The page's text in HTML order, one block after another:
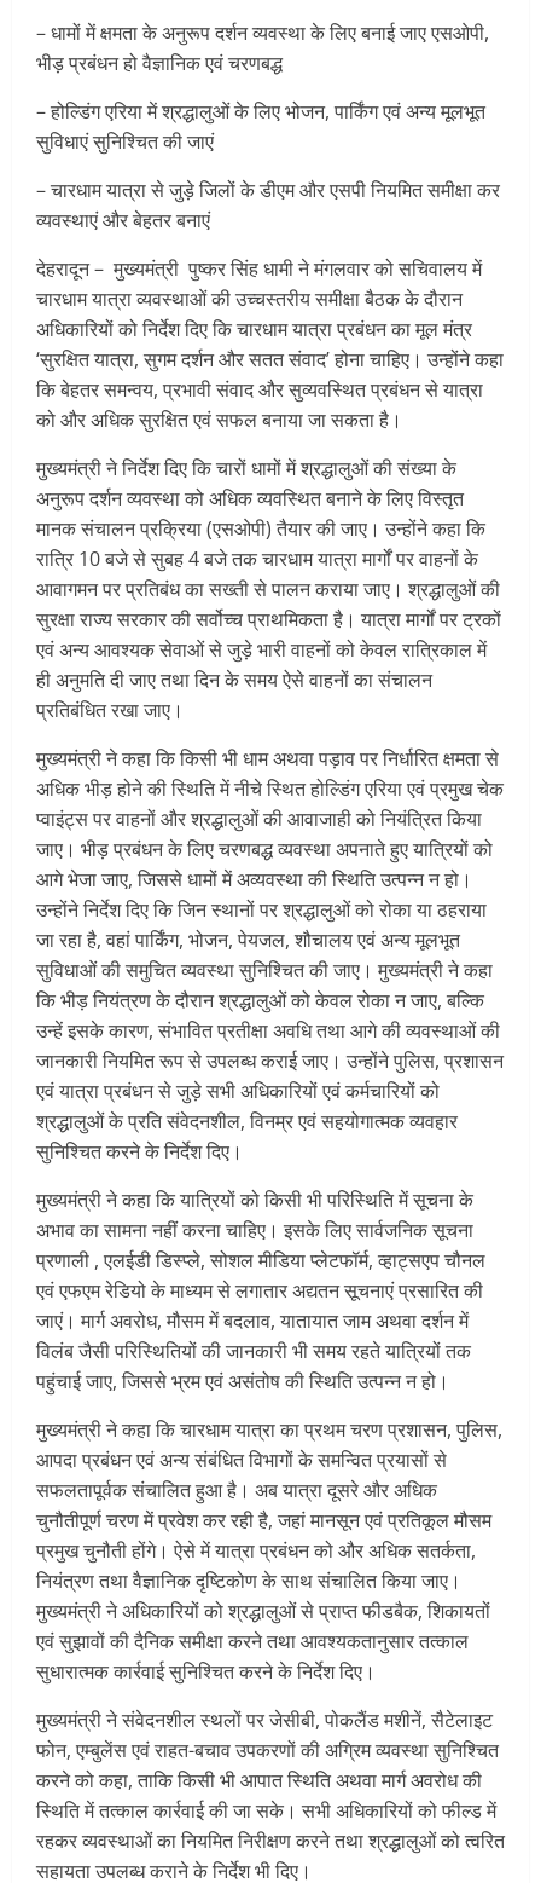
– धामों में क्षमता के अनुरूप दर्शन व्यवस्था के लिए बनाई जाए एसओपी,
भीड़ प्रबंधन हो वैज्ञानिक एवं चरणबद्ध
– होल्डिंग एरिया में श्रद्धालुओं के लिए भोजन, पार्किंग एवं अन्य मूलभूत
सुविधाएं सुनिश्चित की जाएं
– चारधाम यात्रा से जुड़े जिलों के डीएम और एसपी नियमित समीक्षा कर
व्यवस्थाएं और बेहतर बनाएं
देहरादून – मुख्यमंत्री पुष्कर सिंह धामी ने मंगलवार को सचिवालय में
चारधाम यात्रा व्यवस्थाओं की उच्चस्तरीय समीक्षा बैठक के दौरान
अधिकारियों को निर्देश दिए कि चारधाम यात्रा प्रबंधन का मूल मंत्र
‘सुरक्षित यात्रा, सुगम दर्शन और सतत संवाद’ होना चाहिए। उन्होंने कहा
कि बेहतर समन्वय, प्रभावी संवाद और सुव्यवस्थित प्रबंधन से यात्रा
को और अधिक सुरक्षित एवं सफल बनाया जा सकता है।
मुख्यमंत्री ने निर्देश दिए कि चारों धामों में श्रद्धालुओं की संख्या के
अनुरूप दर्शन व्यवस्था को अधिक व्यवस्थित बनाने के लिए विस्तृत
मानक संचालन प्रक्रिया (एसओपी) तैयार की जाए। उन्होंने कहा कि
रात्रि 10 बजे से सुबह 4 बजे तक चारधाम यात्रा मार्गों पर वाहनों के
आवागमन पर प्रतिबंध का सख्ती से पालन कराया जाए। श्रद्धालुओं की
सुरक्षा राज्य सरकार की सर्वोच्च प्राथमिकता है। यात्रा मार्गों पर ट्रकों
एवं अन्य आवश्यक सेवाओं से जुड़े भारी वाहनों को केवल रात्रिकाल में
ही अनुमति दी जाए तथा दिन के समय ऐसे वाहनों का संचालन
प्रतिबंधित रखा जाए।
मुख्यमंत्री ने कहा कि किसी भी धाम अथवा पड़ाव पर निर्धारित क्षमता से
अधिक भीड़ होने की स्थिति में नीचे स्थित होल्डिंग एरिया एवं प्रमुख चेक
प्वाइंट्स पर वाहनों और श्रद्धालुओं की आवाजाही को नियंत्रित किया
जाए। भीड़ प्रबंधन के लिए चरणबद्ध व्यवस्था अपनाते हुए यात्रियों को
आगे भेजा जाए, जिससे धामों में अव्यवस्था की स्थिति उत्पन्न न हो।
उन्होंने निर्देश दिए कि जिन स्थानों पर श्रद्धालुओं को रोका या ठहराया
जा रहा है, वहां पार्किंग, भोजन, पेयजल, शौचालय एवं अन्य मूलभूत
सुविधाओं की समुचित व्यवस्था सुनिश्चित की जाए। मुख्यमंत्री ने कहा
कि भीड़ नियंत्रण के दौरान श्रद्धालुओं को केवल रोका न जाए, बल्कि
उन्हें इसके कारण, संभावित प्रतीक्षा अवधि तथा आगे की व्यवस्थाओं की
जानकारी नियमित रूप से उपलब्ध कराई जाए। उन्होंने पुलिस, प्रशासन
एवं यात्रा प्रबंधन से जुड़े सभी अधिकारियों एवं कर्मचारियों को
श्रद्धालुओं के प्रति संवेदनशील, विनम्र एवं सहयोगात्मक व्यवहार
सुनिश्चित करने के निर्देश दिए।
मुख्यमंत्री ने कहा कि यात्रियों को किसी भी परिस्थिति में सूचना के
अभाव का सामना नहीं करना चाहिए। इसके लिए सार्वजनिक सूचना
प्रणाली , एलईडी डिस्प्ले, सोशल मीडिया प्लेटफॉर्म, व्हाट्सएप चौनल
एवं एफएम रेडियो के माध्यम से लगातार अद्यतन सूचनाएं प्रसारित की
जाएं। मार्ग अवरोध, मौसम में बदलाव, यातायात जाम अथवा दर्शन में
विलंब जैसी परिस्थितियों की जानकारी भी समय रहते यात्रियों तक
पहुंचाई जाए, जिससे भ्रम एवं असंतोष की स्थिति उत्पन्न न हो।
मुख्यमंत्री ने कहा कि चारधाम यात्रा का प्रथम चरण प्रशासन, पुलिस,
आपदा प्रबंधन एवं अन्य संबंधित विभागों के समन्वित प्रयासों से
सफलतापूर्वक संचालित हुआ है। अब यात्रा दूसरे और अधिक
चुनौतीपूर्ण चरण में प्रवेश कर रही है, जहां मानसून एवं प्रतिकूल मौसम
प्रमुख चुनौती होंगे। ऐसे में यात्रा प्रबंधन को और अधिक सतर्कता,
नियंत्रण तथा वैज्ञानिक दृष्टिकोण के साथ संचालित किया जाए।
मुख्यमंत्री ने अधिकारियों को श्रद्धालुओं से प्राप्त फीडबैक, शिकायतों
एवं सुझावों की दैनिक समीक्षा करने तथा आवश्यकतानुसार तत्काल
सुधारात्मक कार्रवाई सुनिश्चित करने के निर्देश दिए।
मुख्यमंत्री ने संवेदनशील स्थलों पर जेसीबी, पोकलैंड मशीनें, सैटेलाइट
फोन, एम्बुलेंस एवं राहत-बचाव उपकरणों की अग्रिम व्यवस्था सुनिश्चित
करने को कहा, ताकि किसी भी आपात स्थिति अथवा मार्ग अवरोध की
स्थिति में तत्काल कार्रवाई की जा सके। सभी अधिकारियों को फील्ड में
रहकर व्यवस्थाओं का नियमित निरीक्षण करने तथा श्रद्धालुओं को त्वरित
सहायता उपलब्ध कराने के निर्देश भी दिए।